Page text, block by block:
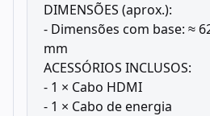
DIMENSÕES (aprox.):
- Dimensões com base: ≈
mm
ACESSÓRIOS INCLUSOS:
- 1 × Cabo HDMI
- 1 × Cabo de energia